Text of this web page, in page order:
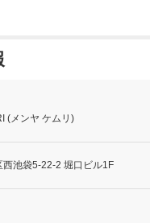
(メンヤ ケムリ)
西池袋5-22-2 堀口ビル1F